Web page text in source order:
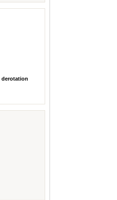
derotation